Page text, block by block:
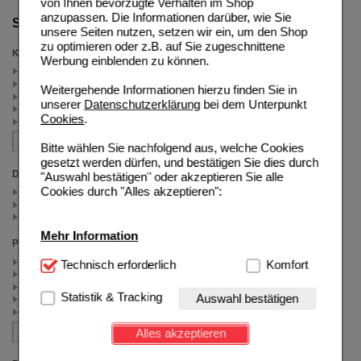
anzupassen. Die Informationen darüber, wie Sie
unsere Seiten nutzen, setzen wir ein, um den Shop
zu optimieren oder z.B. auf Sie zugeschnittene
Werbung einblenden zu können.
Weitergehende Informationen hierzu finden Sie in
unserer Datenschutzerklärungbei dem Unterpunkt
Cookies.
Bitte wählen Sie nachfolgend aus, welche Cookies
gesetzt werden dürfen, und bestätigen Sie dies durch
"Auswahl bestätigen" oder akzeptieren Sie alle
Cookies durch "Alles akzeptieren":
Mehr Information
Technisch Notwendig:Hierbei handelt es sich um
Website notwendig sind (z.B. Navigation, Warenkorb,
Kundenkonto), weshalb auf diese nicht verzichtet
werden kann.
Technisch erforderlich Komfort
Statistik & Tracking Auswahl bestätigen
Alles akzeptieren
Suche verfeinern
Kategorien
Lamisil (5)
Nagelpilz (4)
Fußcreme & Öle (1)
Körperpflege (1)
Darreichungsform
Creme (3)
Packungsgröße
75 ml (1)
4 g (1)